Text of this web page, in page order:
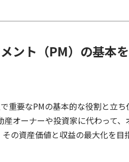
ント（PM）の基本
重要なPMの基本的な役割と立
産オーナーや投資家に代わって
の資産価値と収益の最大化を目